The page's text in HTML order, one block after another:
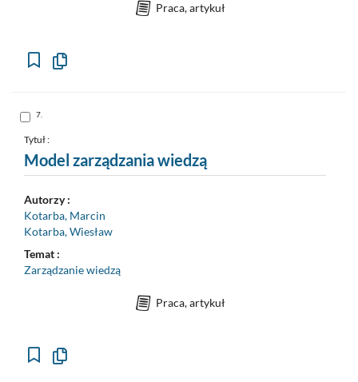
Praca, artykuł
Kopiuj
Skocz
do
nr
7
7.
Tytuł :
Model zarządzania wiedzą
Autorzy :
Kotarba, Marcin
Kotarba, Wiesław
Temat :
Zarządzanie wiedzą
Praca, artykuł
Kopiuj